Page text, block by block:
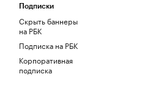
Подписки
Скрыть баннеры
на РБК
Подписка на РБК
Корпоративная
подписка